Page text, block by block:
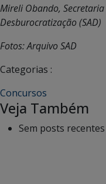
Mireli Obando,
Desburocratização (SAD)
Fotos: Arquivo SAD
Categorias :
Concursos
Veja Também
Sem posts